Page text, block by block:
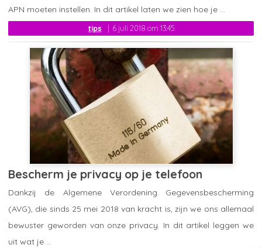
tips 6 juli 2018 om 13:45
APN moeten instellen. In dit artikel laten we zien hoe je ...
Bescherm je privacy op je telefoon
Dankzij de Algemene Verordening Gegevensbescherming
(AVG), die sinds 25 mei 2018 van kracht is, zijn we ons allemaal
bewuster geworden van onze privacy. In dit artikel leggen we
uit wat je ...